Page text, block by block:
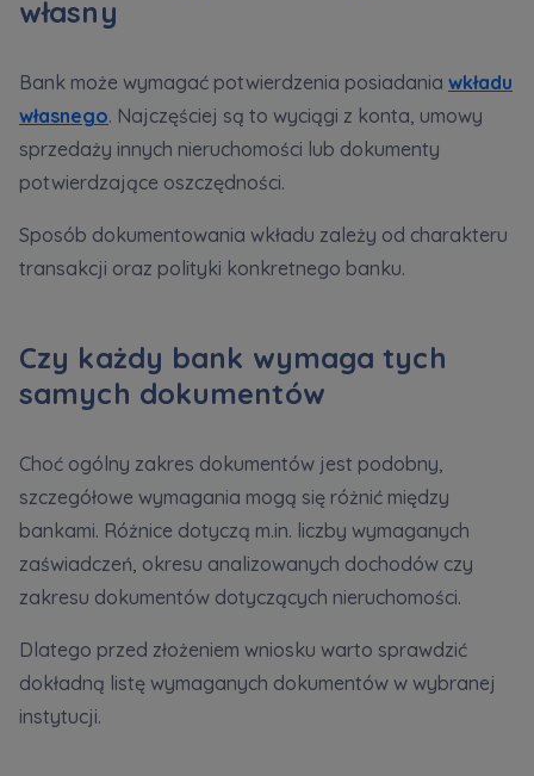
własny
Bank może wymagać potwierdzenia posiadania wkładu
własnego. Najczęściej są to wyciągi z konta, umowy
sprzedaży innych nieruchomości lub dokumenty
potwierdzające oszczędności.
Sposób dokumentowania wkładu zależy od charakteru
transakcji oraz polityki konkretnego banku.
Czy każdy bank wymaga tych
samych dokumentów
Choć ogólny zakres dokumentów jest podobny,
szczegółowe wymagania mogą się różnić między
bankami. Różnice dotyczą m.in. liczby wymaganych
zaświadczeń, okresu analizowanych dochodów czy
zakresu dokumentów dotyczących nieruchomości.
Dlatego przed złożeniem wniosku warto sprawdzić
dokładną listę wymaganych dokumentów w wybranej
instytucji.